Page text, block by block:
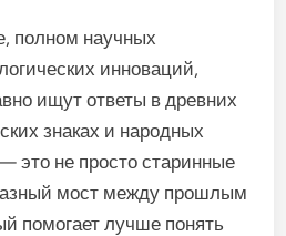
полном научных
инноваций,
ищут ответы в древних
знаках и народных
это не просто старинные
мост между прошлым
помогает лучше понять